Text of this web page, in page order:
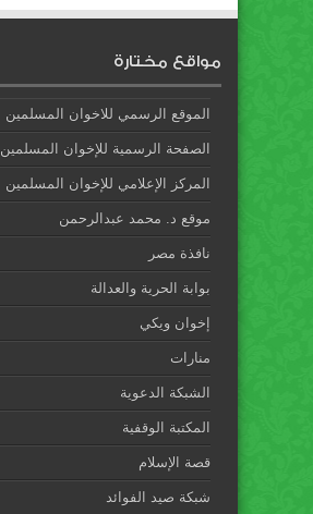
مواقع مختارة
الموقع الرسمي للاخوان المسلمين
الصفحة الرسمية للإخوان المسلمين
المركز الإعلامي للإخوان المسلمين
موقع د. محمد عبدالرحمن
نافذة مصر
بوابة الحرية والعدالة
إخوان ويكي
منارات
الشبكة الدعوية
المكتبة الوقفية
قصة الإسلام
شبكة صيد الفوائد